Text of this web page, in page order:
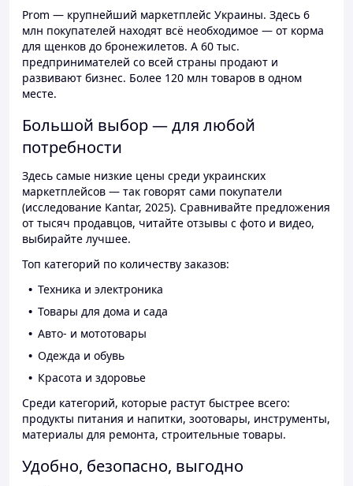
Prom — крупнейший маркетплейс Украины. Здесь 6
млн покупателей находят всё необходимое — от корма
для щенков до бронежилетов. А 60 тыс.
предпринимателей со всей страны продают и
развивают бизнес. Более 120 млн товаров в одном
месте.
Большой выбор — для любой
потребности
Здесь самые низкие цены среди украинских
маркетплейсов — так говорят сами покупатели
(исследование Kantar, 2025). Сравнивайте предложения
от тысяч продавцов, читайте отзывы с фото и видео,
выбирайте лучшее.
Топ категорий по количеству заказов:
Техника и электроника
Товары для дома и сада
Авто- и мототовары
Одежда и обувь
Красота и здоровье
Среди категорий, которые растут быстрее всего:
продукты питания и напитки, зоотовары, инструменты,
материалы для ремонта, строительные товары.
Удобно, безопасно, выгодно